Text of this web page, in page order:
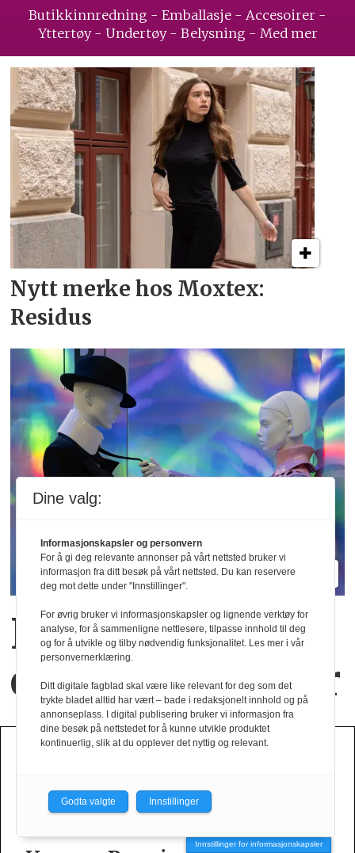
Butikkinnredning - Emballasje - Accesoirer -
Yttertøy - Undertøy - Belysning - Med mer
Nytt merke hos Moxtex:
Residus
Nye materialer
og nye positurer
Innstillinger for informasjonskapsler
Dine valg:
Informasjonskapsler og personvern
For å gi deg relevante annonser på vårt nettsted bruker vi
informasjon fra ditt besøk på vårt nettsted. Du kan reservere
deg mot dette under "Innstillinger".
For øvrig bruker vi informasjonskapsler og lignende verktøy for
analyse, for å sammenligne nettlesere, tilpasse innhold til deg
og for å utvikle og tilby nødvendig funksjonalitet. Les mer i vår
personvernerklæring.
Ditt digitale fagblad skal være like relevant for deg som det
trykte bladet alltid har vært – bade i redaksjonelt innhold og på
annonseplass. I digital publisering bruker vi informasjon fra
dine besøk på nettstedet for å kunne utvikle produktet
kontinuerlig, slik at du opplever det nyttig og relevant.
Godta valgte Innstillinger